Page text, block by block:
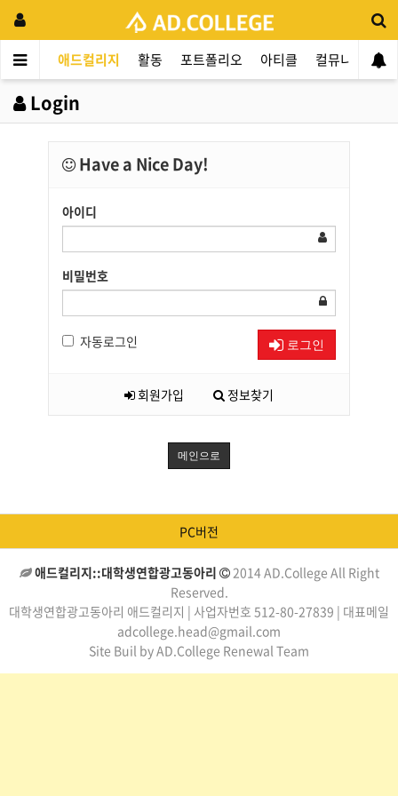
애드컬리지 활동 포트폴리오 아티클 컬뮤니티
Login
Have a Nice Day!
아이디
비밀번호
자동로그인 로그인
회원가입 정보찾기
메인으로
PC버전
애드컬리지::대학생연합광고동아리
2014 AD.College All Right
Reserved.
대학생연합광고동아리 애드컬리지 | 사업자번호 512-80-27839 | 대표메일
adcollege.head@gmail.com
Site Buil by AD.College Renewal Team